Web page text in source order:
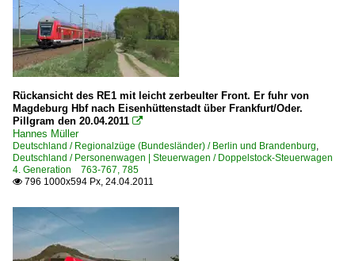
Rückansicht des RE1 mit leicht zerbeulter Front. Er fuhr von
Magdeburg Hbf nach Eisenhüttenstadt über Frankfurt/Oder.
Pillgram den 20.04.2011 
Hannes Müller
Deutschland / Regionalzüge (Bundesländer) / Berlin und Brandenburg,
Deutschland / Personenwagen | Steuerwagen / Doppelstock-Steuerwagen
4. Generation 763-767, 785
 796 1000x594 Px, 24.04.2011